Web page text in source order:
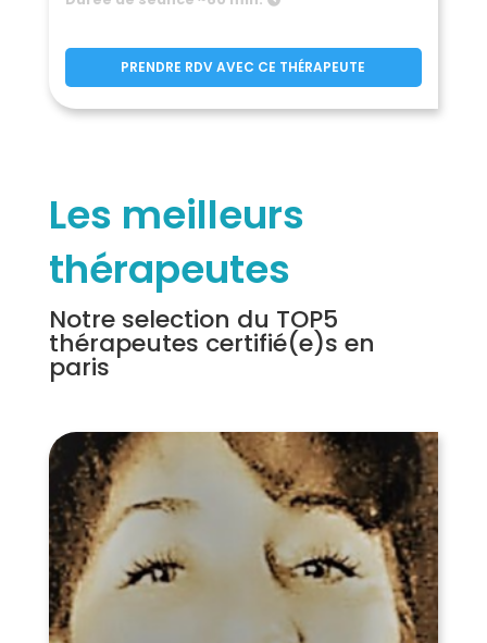
PRENDRE RDV AVEC CE THÉRAPEUTE
Les meilleurs
thérapeutes
Notre selection du TOP5
thérapeutes certifié(e)s en
paris